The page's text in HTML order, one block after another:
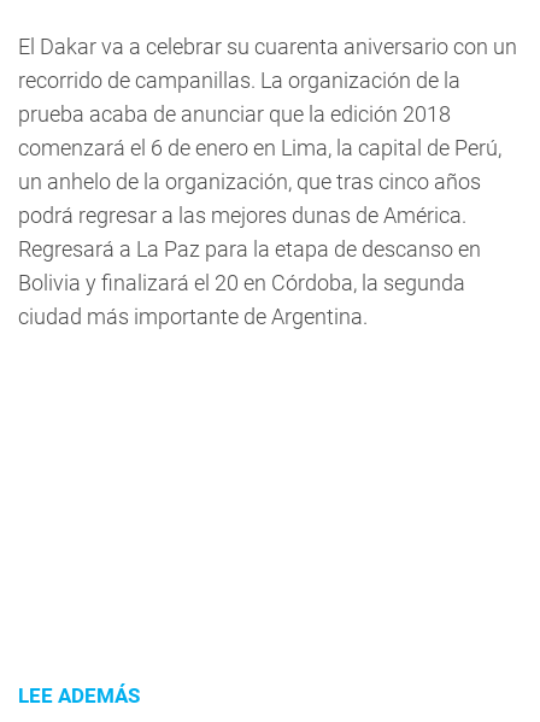
El Dakar va a celebrar su cuarenta aniversario con un
recorrido de campanillas. La organización de la
prueba acaba de anunciar que la edición 2018
comenzará el 6 de enero en Lima, la capital de Perú,
un anhelo de la organización, que tras cinco años
podrá regresar a las mejores dunas de América.
Regresará a La Paz para la etapa de descanso en
Bolivia y finalizará el 20 en Córdoba, la segunda
ciudad más importante de Argentina.
LEE ADEMÁS